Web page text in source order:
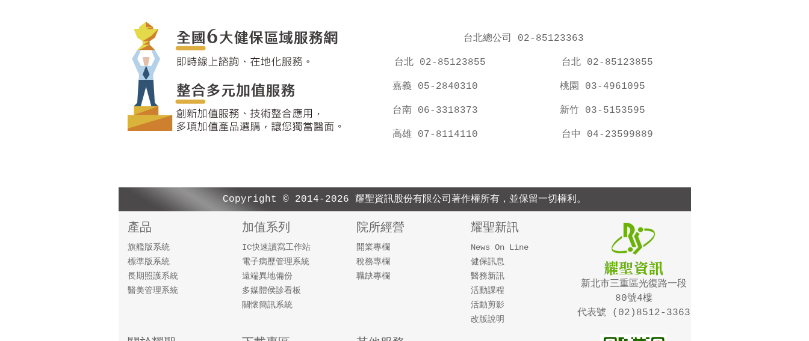
台北總公司 02-85123363
台北 02-85123855 台北 02-85123855
嘉義 05-2840310 桃園 03-4961095
台南 06-3318373 新竹 03-5153595
高雄 07-8114110 台中 04-23599889
Copyright © 2014-2026 耀聖資訊股份有限公司著作權所有，並保留一切權利。
產品
旗艦版系統
標準版系統
長期照護系統
醫美管理系統
加值系列
IC快速讀寫工作站
電子病歷管理系統
遠端異地備份
多媒體侯診看板
關懷簡訊系統
院所經營
開業專欄
稅務專欄
職缺專欄
耀聖新訊
News On Line
健保訊息
醫務新訊
活動課程
活動剪影
改版說明
新北市三重區光復路一段
80號4樓
代表號 (02)8512-3363